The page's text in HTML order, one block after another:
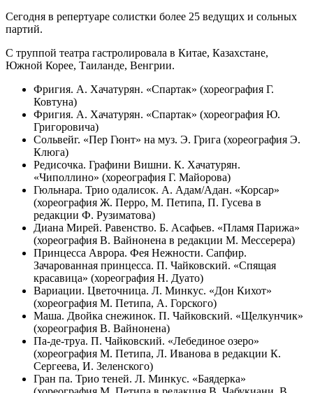
Сегодня в репертуаре солистки более 25 ведущих и сольных
партий.
С труппой театра гастролировала в Китае, Казахстане,
Южной Корее, Таиланде, Венгрии.
Фригия. А. Хачатурян. «Спартак» (хореография Г.
Ковтуна)
Фригия. А. Хачатурян. «Спартак» (хореография Ю.
Григоровича)
Сольвейг. «Пер Гюнт» на муз. Э. Грига (хореография Э.
Клюга)
Редисочка. Графини Вишни. К. Хачатурян.
«Чиполлино» (хореография Г. Майорова)
Гюльнара. Трио одалисок. А. Адам/Адан. «Корсар»
(хореография Ж. Перро, М. Петипа, П. Гусева в
редакции Ф. Рузиматова)
Диана Мирей. Равенство. Б. Асафьев. «Пламя Парижа»
(хореография В. Вайнонена в редакции М. Мессерера)
Принцесса Аврора. Фея Нежности. Сапфир.
Зачарованная принцесса. П. Чайковский. «Спящая
красавица» (хореография Н. Дуато)
Вариации. Цветочница. Л. Минкус. «Дон Кихот»
(хореография М. Петипа, А. Горского)
Маша. Двойка снежинок. П. Чайковский. «Щелкунчик»
(хореография В. Вайнонена)
Па-де-труа. П. Чайковский. «Лебединое озеро»
(хореография М. Петипа, Л. Иванова в редакции К.
Сергеева, И. Зеленского)
Гран па. Трио теней. Л. Минкус. «Баядерка»